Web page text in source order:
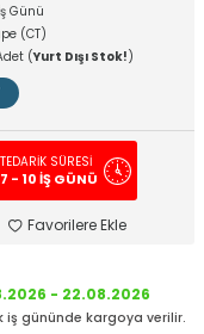
Günü
(CT)
(Yurt Dışı Stok!)
TEDARİK SÜRESİ
7 - 10 İŞ GÜNÜ
Favorilere Ekle
- 22.08.2026
gününde kargoya verilir.